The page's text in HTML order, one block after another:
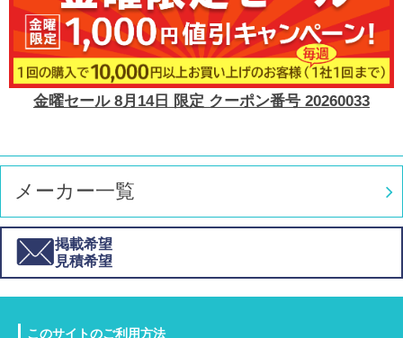
金曜セール 8月14日 限定 クーポン番号 20260033
メーカー一覧
掲載希望
見積希望
このサイトのご利用方法